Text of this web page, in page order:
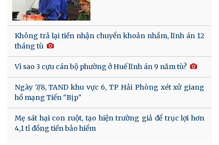
Không trả lại tiền nhận chuyển khoản nhầm, lĩnh án 12
tháng tù
Vì sao 3 cựu cán bộ phường ở Huế lĩnh án 9 năm tù?
Ngày 7/8, TAND khu vực 6, TP Hải Phòng xét xử giang
hồ mạng Tiến "Bịp"
Mẹ sát hại con ruột, tạo hiện trường giả để trục lợi hơn
4,1 tỉ đồng tiền bảo hiểm